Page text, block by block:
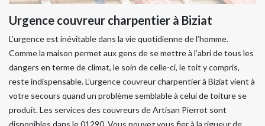
Urgence couvreur charpentier à Biziat
L’urgence est inévitable dans la vie quotidienne de l’homme.
Comme la maison permet aux gens de se mettre à l’abri de tous les
dangers en terme de climat, le soin de celle-ci, le toit y compris,
reste indispensable. L’urgence couvreur charpentier à Biziat vient à
votre secours quand un problème semblable à celui de toiture se
produit. Les services des couvreurs de Artisan Pierrot sont
disponibles dans le 01290. Vous pouvez vous fier à la rigueur de